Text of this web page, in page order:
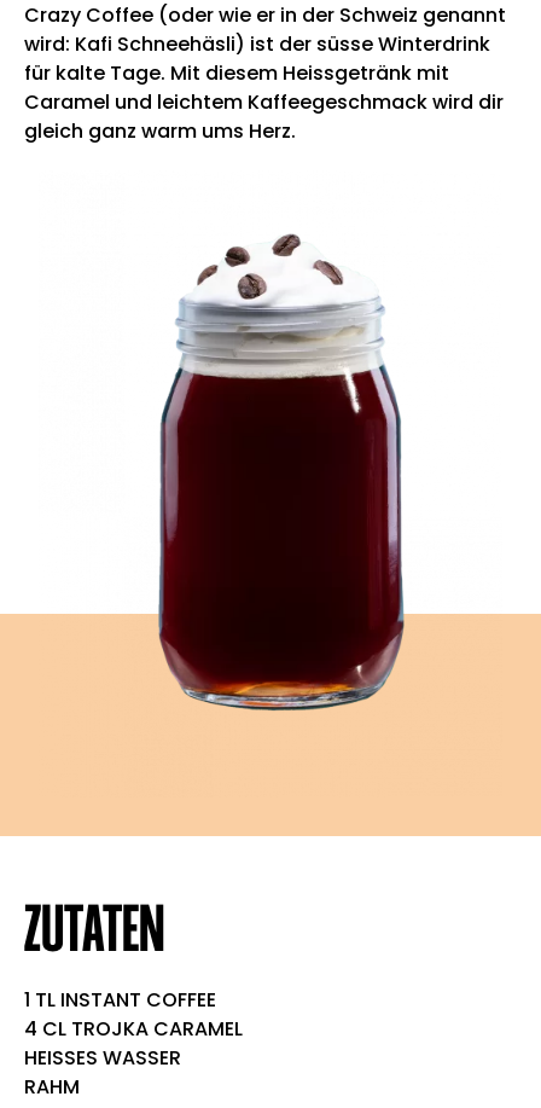
Crazy Coffee (oder wie er in der Schweiz genannt
wird: Kafi Schneehäsli) ist der süsse Winterdrink
für kalte Tage. Mit diesem Heissgetränk mit
Caramel und leichtem Kaffeegeschmack wird dir
gleich ganz warm ums Herz.
ZUTATEN
1 TL INSTANT COFFEE
4 CL TROJKA CARAMEL
HEISSES WASSER
RAHM